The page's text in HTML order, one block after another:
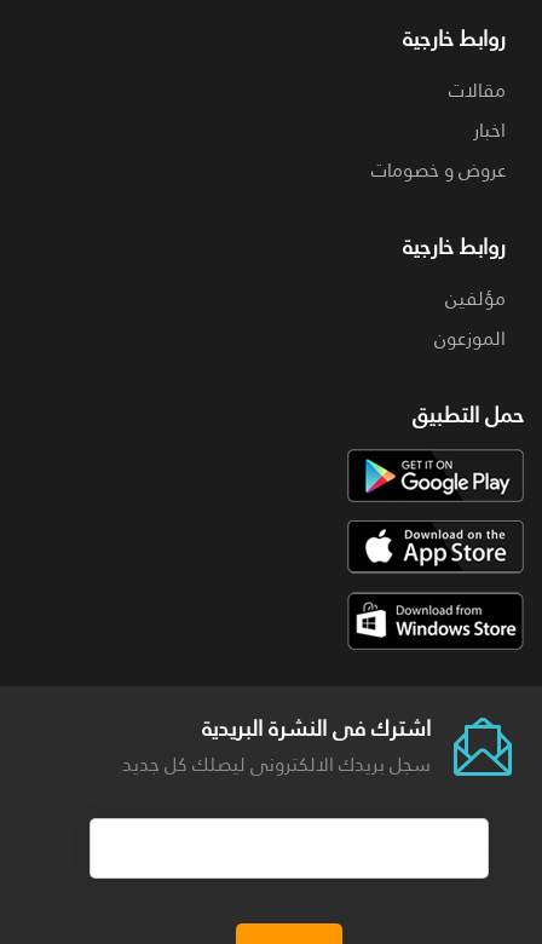
روابط خارجية
مقالات
اخبار
عروض و خصومات
روابط خارجية
مؤلفين
الموزعون
حمل التطبيق
اشترك فى النشرة البريدية
سجل بريدك الالكترونى ليصلك كل جديد